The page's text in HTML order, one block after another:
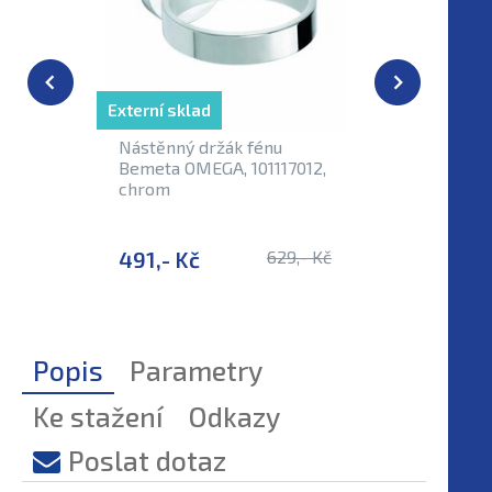
Nástěnný držák fénu
Bemeta OMEGA, 101117012,
chrom
491,- Kč 629,- Kč
Externí sklad Externí
Popis
Parametry
Ke stažení
Odkazy
Poslat dotaz